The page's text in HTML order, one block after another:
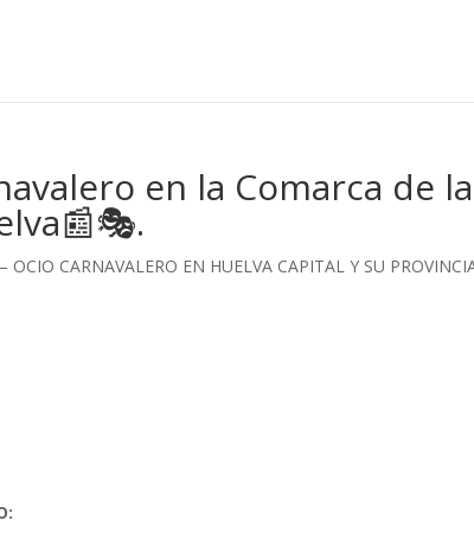
en la Comarca de
OCIO CARNAVALERO EN HUELVA CAPITAL Y SU